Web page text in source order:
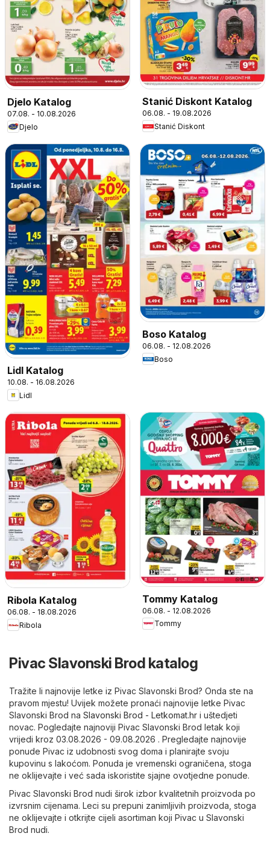
Djelo Katalog
07.08. - 10.08.2026
Djelo
Stanić Diskont Katalog
06.08. - 19.08.2026
Stanić Diskont
Lidl Katalog
10.08. - 16.08.2026
Lidl
Boso Katalog
06.08. - 12.08.2026
Boso
Ribola Katalog
06.08. - 18.08.2026
Ribola
Tommy Katalog
06.08. - 12.08.2026
Tommy
Pivac Slavonski Brod katalog
Tražite li najnovije letke iz Pivac Slavonski Brod? Onda ste na
pravom mjestu! Uvijek možete pronaći najnovije letke Pivac
Slavonski Brod na Slavonski Brod - Letkomat.hr i uštedjeti
novac. Pogledajte najnoviji Pivac Slavonski Brod letak koji
vrijedi kroz 03.08.2026 - 09.08.2026 . Pregledajte najnovije
ponude Pivac iz udobnosti svog doma i planirajte svoju
kupovinu s lakoćom. Ponuda je vremenski ograničena, stoga
ne oklijevajte i već sada iskoristite sjajne ovotjedne ponude.
Pivac Slavonski Brod nudi širok izbor kvalitetnih proizvoda po
izvrsnim cijenama. Leci su prepuni zanimljivih proizvoda, stoga
ne oklijevajte i otkrijte cijeli asortiman koji Pivac u Slavonski
Brod nudi.